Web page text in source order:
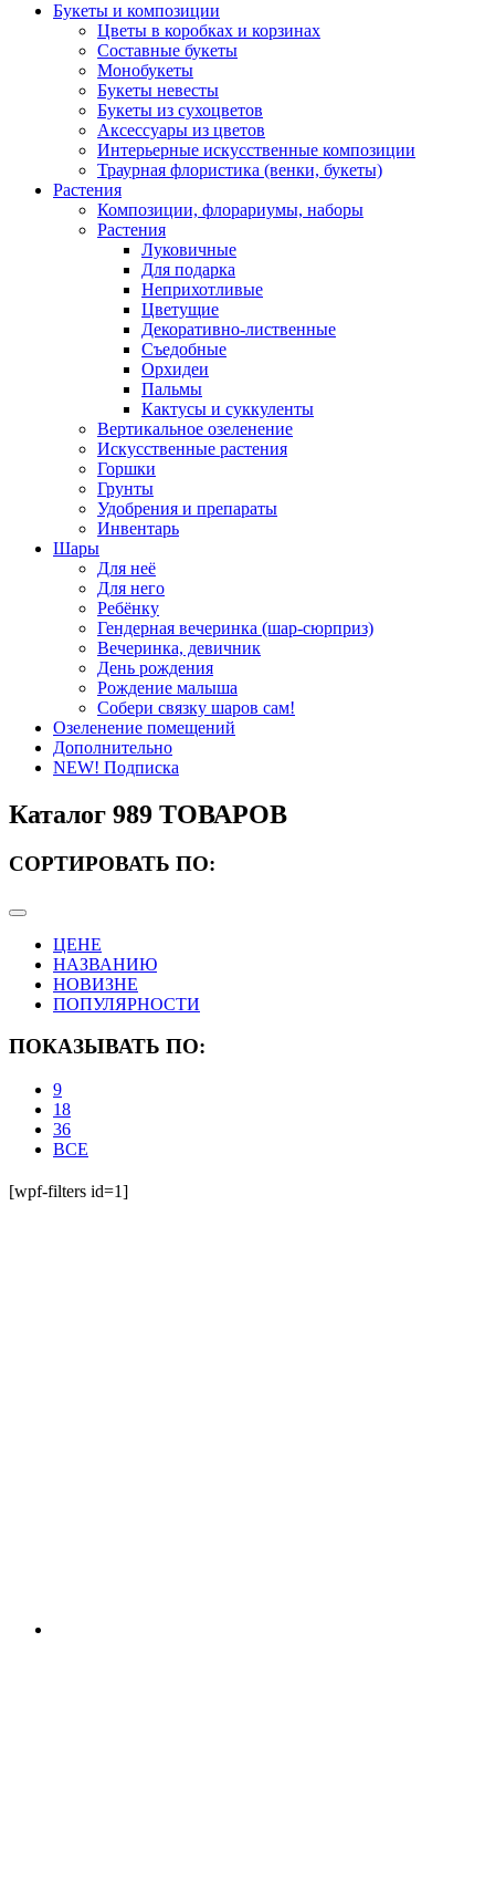
Букеты и композиции
Цветы в коробках и корзинах
Составные букеты
Монобукеты
Букеты невесты
Букеты из сухоцветов
Аксессуары из цветов
Интерьерные искусственные композиции
Траурная флористика (венки, букеты)
Растения
Композиции, флорариумы, наборы
Растения
Луковичные
Для подарка
Неприхотливые
Цветущие
Декоративно-лиственные
Съедобные
Орхидеи
Пальмы
Кактусы и суккуленты
Вертикальное озеленение
Искусственные растения
Горшки
Грунты
Удобрения и препараты
Инвентарь
Шары
Для неё
Для него
Ребёнку
Гендерная вечеринка (шар-сюрприз)
Вечеринка, девичник
День рождения
Рождение малыша
Собери связку шаров сам!
Озеленение помещений
Дополнительно
NEW! Подписка
Каталог 989 ТОВАРОВ
СОРТИРОВАТЬ ПО:
ЦЕНЕ
НАЗВАНИЮ
НОВИЗНЕ
ПОПУЛЯРНОСТИ
ПОКАЗЫВАТЬ ПО:
9
18
36
ВСЕ
[wpf-filters id=1]